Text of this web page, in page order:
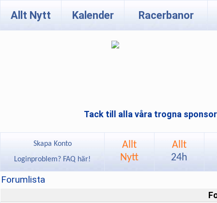
Allt Nytt Kalender Racerbanor
Tack till alla våra trogna
Skapa Konto
Loginproblem? FAQ här!
Allt
Nytt
Allt
24h
Forumlista